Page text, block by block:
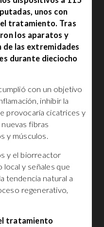
unos con
tratamiento. Tras
los aparatos y
de las extremidades
durante dieciocho
con un objetivo
inhibir la
provocaría cicatrices y
fibras
y músculos.
y el biorreactor
y señales que
tendencia natural a
regenerativo,
tratamiento